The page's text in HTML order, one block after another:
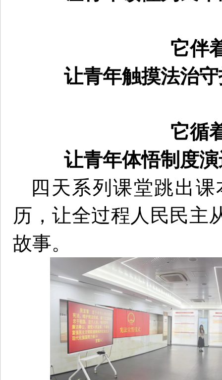
它伴
让青年触摸法治
它循
让青年体悟制度
四天系列课堂跳出
历，让全过程人民民主
故事。